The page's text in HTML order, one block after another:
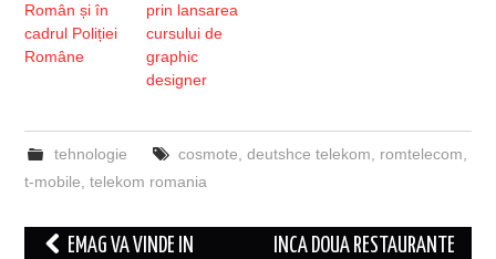
Român și în
cadrul Poliției
Române
prin lansarea
cursului de
graphic
designer
tehnologie cosmote, deutshce telekom, romtelecom,
t-mobile,telekom romania
Post EMAG VA VINDE IN
INCA DOUA RESTAURANTE